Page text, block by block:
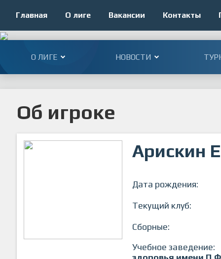
Главная О лиге Вакансии Контакты
О ЛИГЕ НОВОСТИ
Об игроке
Арискин
Дата рождения:
Текущий клуб:
Сборные:
Учебное заведение: